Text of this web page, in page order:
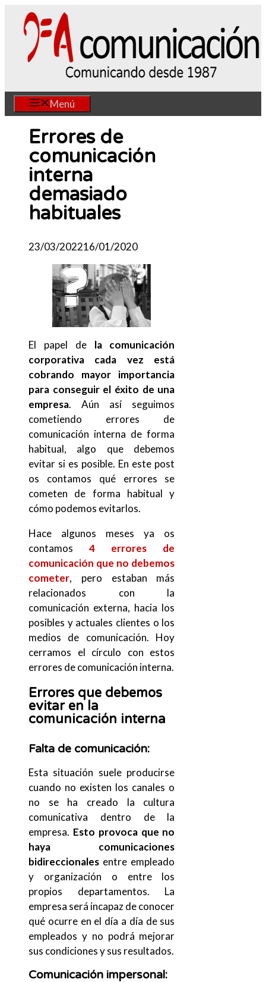
Saltar
contenido
Menú
Errores de
comunicación
interna
demasiado
habituales
23/03/202216/01/2020
El papel de la comunicación
corporativa cada vez está
cobrando mayor importancia
para conseguir el éxito de una
empresa. Aún así seguimos
cometiendo errores de
comunicación interna de forma
habitual, algo que debemos
evitar si es posible. En este post
os contamos qué errores se
cometen de forma habitual y
cómo podemos evitarlos.
Hace algunos meses ya os
contamos4 errores de
comunicación que no debemos
cometer, pero estaban más
relacionados con la
comunicación externa, hacia los
posibles y actuales clientes o los
medios de comunicación. Hoy
cerramos el círculo con estos
errores de comunicación interna.
Errores que debemos
evitar en la
comunicación interna
Falta de comunicación:
Esta situación suele producirse
cuando no existen los canales o
no se ha creado la cultura
comunicativa dentro de la
empresa. Esto provoca que no
haya comunicaciones
bidireccionales entre empleado
y organización o entre los
propios departamentos. La
empresa será incapaz de conocer
qué ocurre en el día a día de sus
empleados y no podrá mejorar
sus condiciones y sus resultados.
Comunicación impersonal: